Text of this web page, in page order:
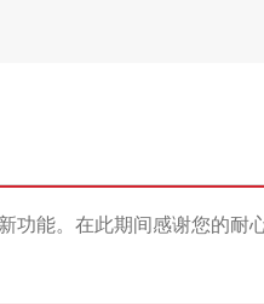
能。在此期间感谢您的耐